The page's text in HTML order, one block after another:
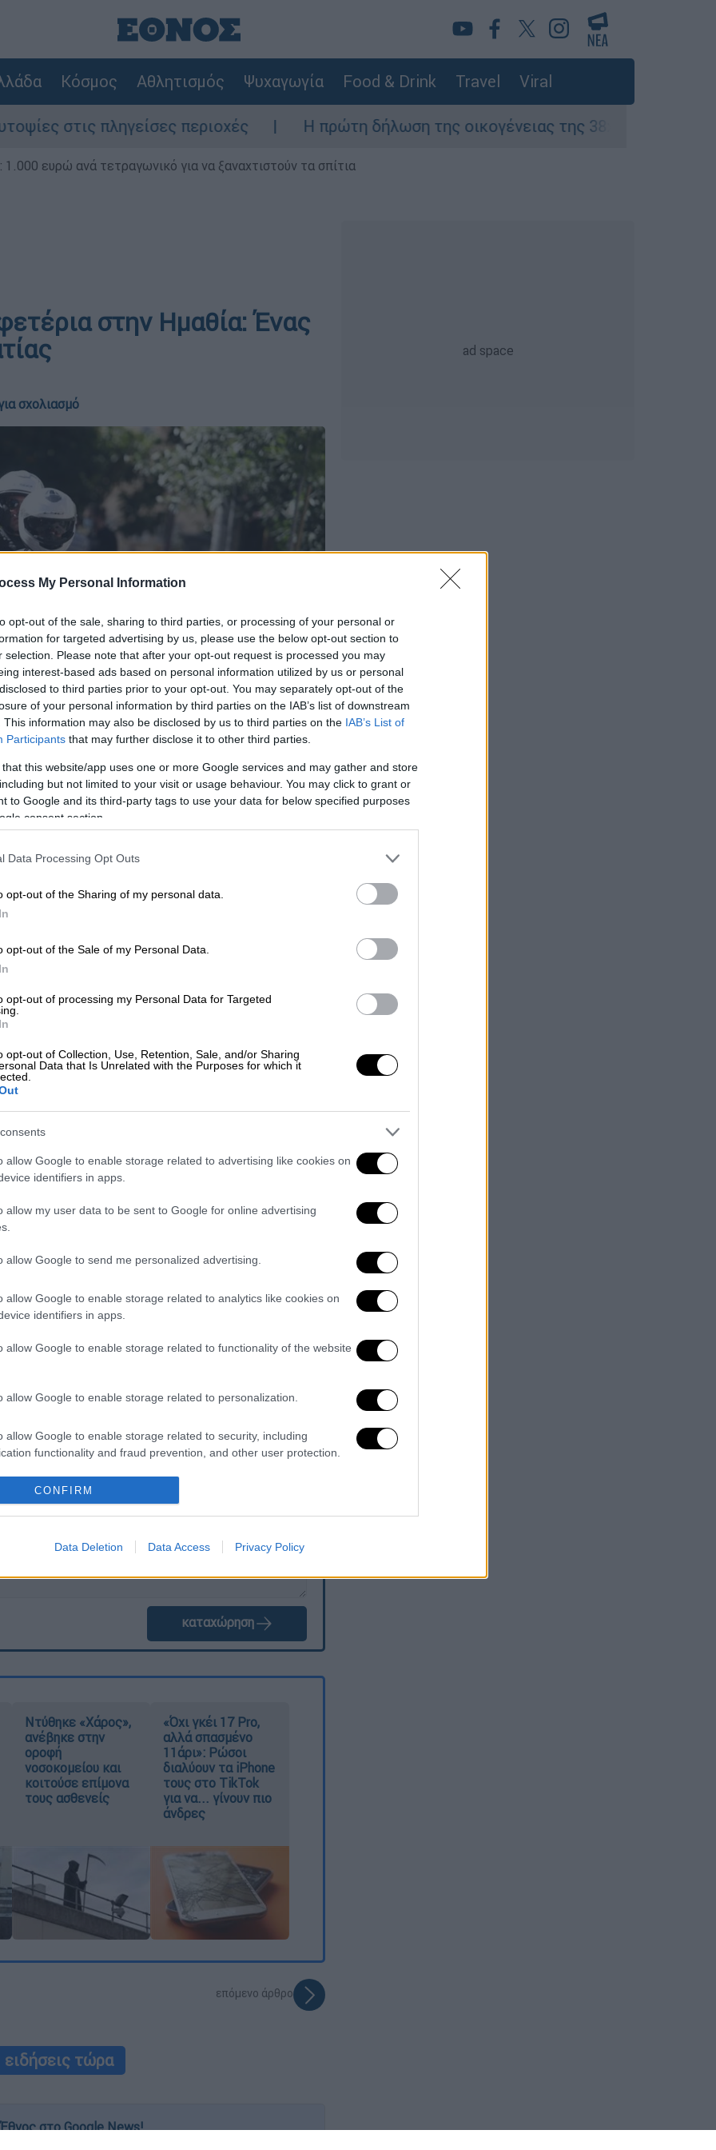
My Personal Information
opt-out of the sale, sharing to third parties, or processing of your personal or
for targeted advertising by us, please use the below opt-out section to
selection. Please note that after your opt-out request is processed you may
interest-based ads based on personal information utilized by us or personal
to third parties prior to your opt-out. You may separately opt-out of the
of your personal information by third parties on the IAB’s list of downstream
This information may also be disclosed by us to third parties on the IAB’s List of
Participants that may further disclose it to other third parties.
that this website/app uses one or more Google services and may gather and store
but not limited to your visit or usage behaviour. You may click to grant or
to Google and its third-party tags to use your data for below specified purposes
consent section.
Data Processing Opt Outs
opt-out of the Sharing of my personal data.
opt-out of the Sale of my Personal Data.
opt-out of processing my Personal Data for Targeted
opt-out of Collection, Use, Retention, Sale, and/or Sharing
Data that Is Unrelated with the Purposes for which it
allow Google to enable storage related to advertising like cookies on
identifiers in apps.
allow my user data to be sent to Google for online advertising
allow Google to send me personalized advertising.
allow Google to enable storage related to analytics like cookies on
identifiers in apps.
allow Google to enable storage related to functionality of the website
allow Google to enable storage related to personalization.
allow Google to enable storage related to security, including
functionality and fraud prevention, and other user protection.
CONFIRM
Data Deletion Data Access Privacy Policy
Κόσμος Αθλητισμός Ψυχαγωγία Food & Drink Travel Viral
πληγείσες περιοχές Η πρώτη δήλωση της οικογένειας της 38χρονης Βρετανίδας
ευρώ ανά τετραγωνικό για να ξαναχτιστούν τα σπίτια
στην Ημαθία: Ένας
σχολιασμό
το ΕΘΝΟΣ στη Google
της
τέσσερις
, ενώ τον δεύτερο φέρεται να τον
Οι κλήσεις θα περνούν απευθείας
και έσπευσε στο σημείο με
με τις πρώτες πληροφορίες,
μεταφέρθηκε άμεσα και νοσηλεύεται στο
δράστης συνελήφθη
ουσιών.
ΕΘΝΟΣ θα παρεμβαίνει και τα προσβλητικά σχόλια θα
καταχώρηση
Ντύθηκε «Χάρος»,
ανέβηκε στην
οροφή
νοσοκομείου και
κοιτούσε επίμονα
τους ασθενείς
«Όχι γκέι 17 Pro,
αλλά σπασμένο
11άρι»: Ρώσοι
διαλύουν τα iPhone
τους στο TikTok
για να... γίνουν πιο
άνδρες
επόμενο άρθρο
ειδήσεις τώρα
στο Google News!